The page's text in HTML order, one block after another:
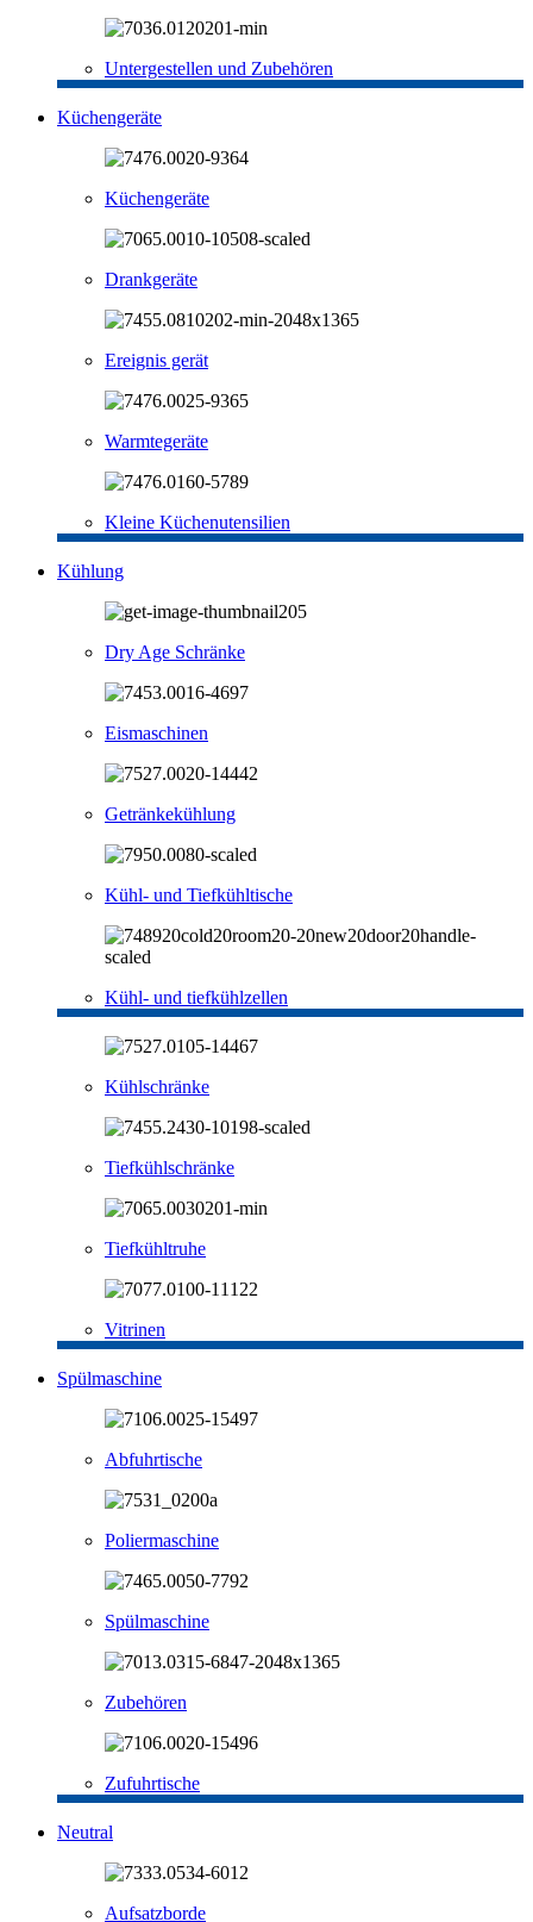
Untergestellen und Zubehören
Küchengeräte
Küchengeräte
Drankgeräte
Ereignis gerät
Warmtegeräte
Kleine Küchenutensilien
Kühlung
Dry Age Schränke
Eismaschinen
Getränkekühlung
Kühl- und Tiefkühltische
Kühl- und tiefkühlzellen
Kühlschränke
Tiefkühlschränke
Tiefkühltruhe
Vitrinen
Spülmaschine
Abfuhrtische
Poliermaschine
Spülmaschine
Zubehören
Zufuhrtische
Neutral
Aufsatzborde